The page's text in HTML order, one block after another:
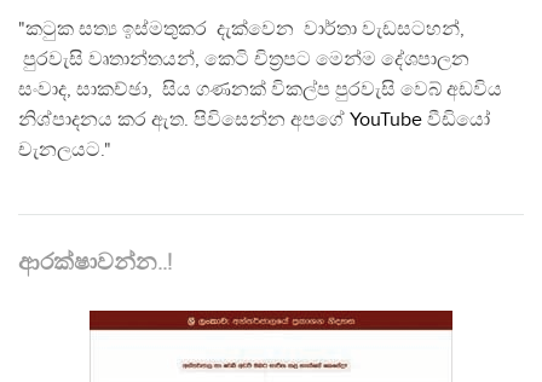
"කටුක සත්‍ය ඉස්මතුකර දැක්වෙන වාර්තා වැඩසටහන්,
පුරවැසි වෘතාන්තයන්, කෙටි චිත්‍රපට මෙන්ම දේශපාලන
සංවාද, සාකච්ඡා, සිය ගණනක් විකල්ප පුරවැසි වෙබ් අඩවිය
නිශ්පාදනය කර ඇත. පිවිසෙන්න අපගේ YouTube වීඩියෝ
චැනලයට."
ආරක්ෂාවන්න..!